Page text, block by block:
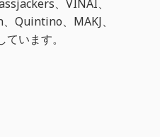
、VINAI、
Quintino、MAKJ、
います。